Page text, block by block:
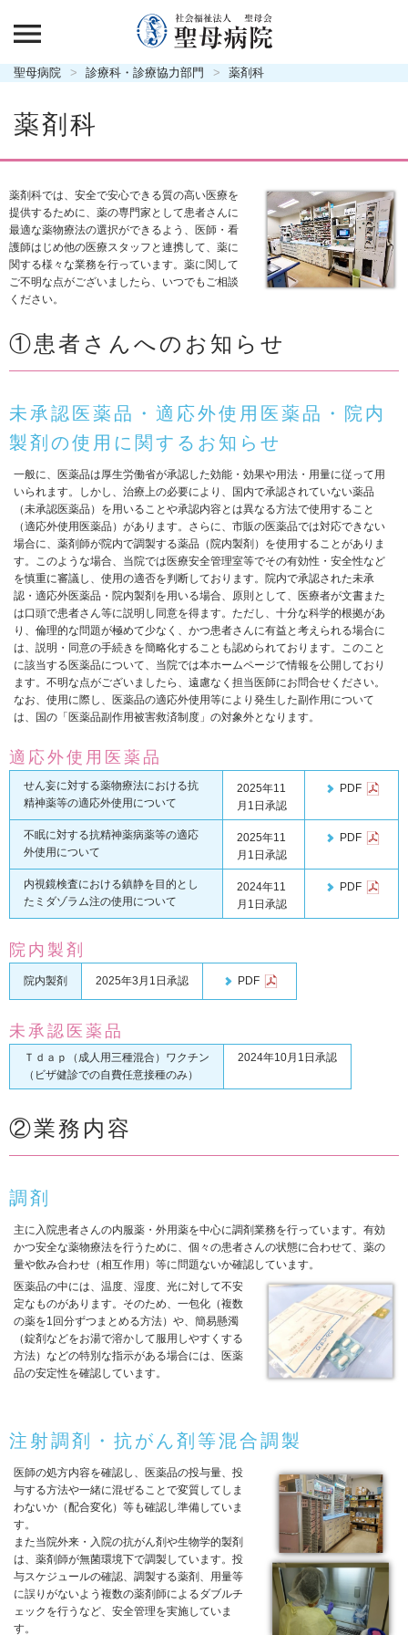
聖母病院 診療科・診療協力部門 薬剤科
薬剤科
薬剤科では、安全で安心できる質の高い医療を
提供するために、薬の専門家として患者さんに
最適な薬物療法の選択ができるよう、医師・看
護師はじめ他の医療スタッフと連携して、薬に
関する様々な業務を行っています。薬に関して
ご不明な点がございましたら、いつでもご相談
ください。
①患者さんへのお知らせ
未承認医薬品・適応外使用医薬品・院内
製剤の使用に関するお知らせ
一般に、医薬品は厚生労働省が承認した効能・効果や用法・用量に従って用
いられます。しかし、治療上の必要により、国内で承認されていない薬品
（未承認医薬品）を用いることや承認内容とは異なる方法で使用すること
（適応外使用医薬品）があります。さらに、市販の医薬品では対応できない
場合に、薬剤師が院内で調製する薬品（院内製剤）を使用することがありま
す。このような場合、当院では医療安全管理室等でその有効性・安全性など
を慎重に審議し、使用の適否を判断しております。院内で承認された未承
認・適応外医薬品・院内製剤を用いる場合、原則として、医療者が文書また
は口頭で患者さん等に説明し同意を得ます。ただし、十分な科学的根拠があ
り、倫理的な問題が極めて少なく、かつ患者さんに有益と考えられる場合に
は、説明・同意の手続きを簡略化することも認められております。このこと
に該当する医薬品について、当院では本ホームページで情報を公開しており
ます。不明な点がございましたら、遠慮なく担当医師にお問合せください。
なお、使用に際し、医薬品の適応外使用等により発生した副作用について
は、国の「医薬品副作用被害救済制度」の対象外となります。
適応外使用医薬品
せん妄に対する薬物療法における抗
精神薬等の適応外使用について
2025年11
月1日承認
PDF
不眠に対する抗精神薬病薬等の適応
外使用について
2025年11
月1日承認
PDF
内視鏡検査における鎮静を目的とし
たミダゾラム注の使用について
2024年11
月1日承認
PDF
院内製剤
院内製剤 2025年3月1日承認 PDF
未承認医薬品
Ｔｄａｐ（成人用三種混合）ワクチン
（ビザ健診での自費任意接種のみ）
2024年10月1日承認
②業務内容
調剤
主に入院患者さんの内服薬・外用薬を中心に調剤業務を行っています。有効
かつ安全な薬物療法を行うために、個々の患者さんの状態に合わせて、薬の
量や飲み合わせ（相互作用）等に問題ないか確認しています。
医薬品の中には、温度、湿度、光に対して不安
定なものがあります。そのため、一包化（複数
の薬を1回分ずつまとめる方法）や、簡易懸濁
（錠剤などをお湯で溶かして服用しやすくする
方法）などの特別な指示がある場合には、医薬
品の安定性を確認しています。
注射調剤・抗がん剤等混合調製
医師の処方内容を確認し、医薬品の投与量、投
与する方法や一緒に混ぜることで変質してしま
わないか（配合変化）等も確認し準備していま
す。
また当院外来・入院の抗がん剤や生物学的製剤
は、薬剤師が無菌環境下で調製しています。投
与スケジュールの確認、調製する薬剤、用量等
に誤りがないよう複数の薬剤師によるダブルチ
ェックを行うなど、安全管理を実施していま
す。